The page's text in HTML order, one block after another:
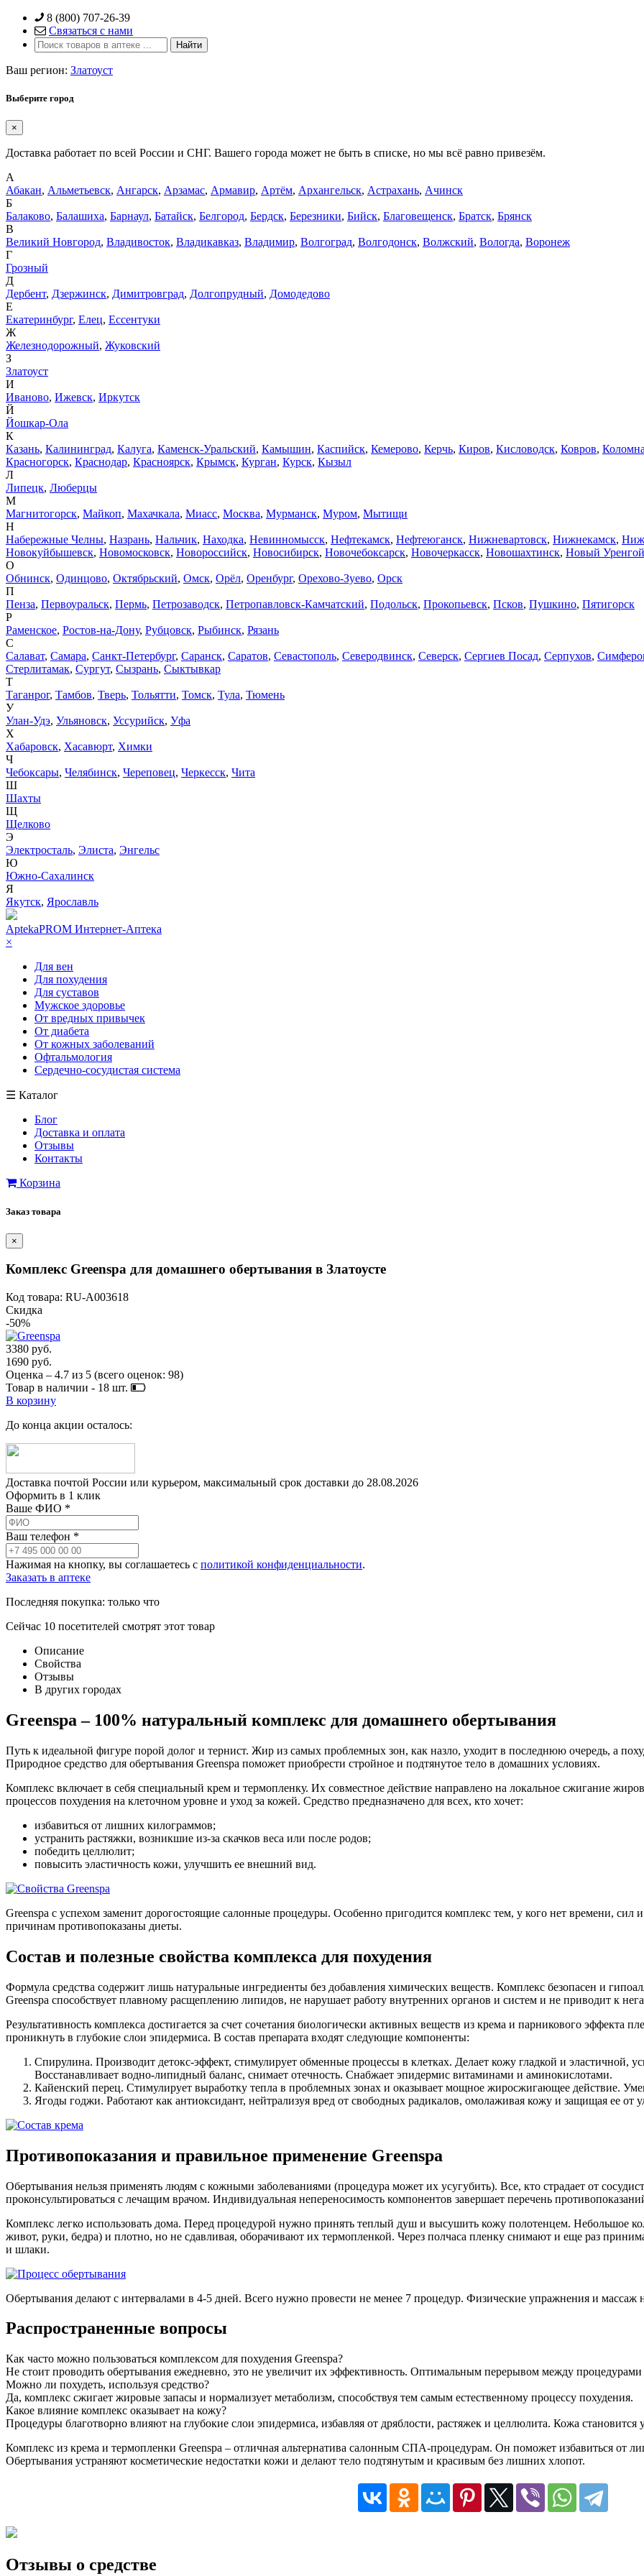
Skip
content
8 (800) 707-26-39
Связаться с нами
Ваш регион: Златоуст
Выберите город
×
Доставка работает по всей России и СНГ. Вашего города может не быть в списке, но мы всё равно привезём.
А
Абакан, Альметьевск, Ангарск, Арзамас, Армавир, Артём, Архангельск, Астрахань, Ачинск
Б
Балаково, Балашиха, Барнаул, Батайск, Белгород, Бердск, Березники, Бийск, Благовещенск, Братск, Брянск
В
Великий Новгород, Владивосток, Владикавказ, Владимир, Волгоград, Волгодонск, Волжский, Вологда, Воронеж
Г
Грозный
Д
Дербент, Дзержинск, Димитровград, Долгопрудный, Домодедово
Е
Екатеринбург, Елец, Ессентуки
Ж
Железнодорожный, Жуковский
З
Златоуст
И
Иваново, Ижевск, Иркутск
Й
Йошкар-Ола
К
Казань, Калининград, Калуга, Каменск-Уральский, Камышин, Каспийск, Кемерово, Керчь, Киров, Кисловодск, Ковров, Коломна
Красногорск, Краснодар, Красноярск, Крымск, Курган, Курск, Кызыл
Л
Липецк, Люберцы
М
Магнитогорск, Майкоп, Махачкала, Миасс, Москва, Мурманск, Муром, Мытищи
Н
Набережные Челны, Назрань, Нальчик, Находка, Невинномысск, Нефтекамск, Нефтеюганск, Нижневартовск, Нижнекамск,
Новокуйбышевск, Новомосковск, Новороссийск, Новосибирск, Новочебоксарск, Новочеркасск, Новошахтинск, Новый Уренгой
О
Обнинск, Одинцово, Октябрьский, Омск, Орёл, Оренбург, Орехово-Зуево, Орск
П
Пенза, Первоуральск, Пермь, Петрозаводск, Петропавловск-Камчатский, Подольск, Прокопьевск, Псков, Пушкино, Пятигорск
Р
Раменское, Ростов-на-Дону, Рубцовск, Рыбинск, Рязань
С
Салават, Самара, Санкт-Петербург, Саранск, Саратов, Севастополь, Северодвинск, Северск, Сергиев Посад, Серпухов,
Стерлитамак, Сургут, Сызрань, Сыктывкар
Т
Таганрог, Тамбов, Тверь, Тольятти, Томск, Тула, Тюмень
У
Улан-Удэ, Ульяновск, Уссурийск, Уфа
Х
Хабаровск, Хасавюрт, Химки
Ч
Чебоксары, Челябинск, Череповец, Черкесск, Чита
Ш
Шахты
Щ
Щелково
Э
Электросталь, Элиста, Энгельс
Ю
Южно-Сахалинск
Я
Якутск, Ярославль
AptekaPROM Интернет-Аптека
×
Для вен
Для похудения
Для суставов
Мужское здоровье
От вредных привычек
От диабета
От кожных заболеваний
Офтальмология
Сердечно-сосудистая система
☰ Каталог
Блог
Доставка и оплата
Отзывы
Контакты
Корзина
Заказ товара
×
Комплекс Greenspa для домашнего обертывания в Златоусте
Код товара: RU-A003618
Скидка
-50%
3380 руб.
1690 руб.
Оценка – 4.7 из 5 (всего оценок: 98)
Товар в наличии - 18 шт.
В корзину
До конца акции осталось:
Доставка почтой России или курьером, максимальный срок доставки до 28.08.2026
Оформить в 1 клик
Ваше ФИО *
Ваш телефон *
Нажимая на кнопку, вы соглашаетесь с политикой конфиденциальности.
Заказать в аптеке
Последняя покупка: только что
Сейчас 10 посетителей смотрят этот товар
Описание
Свойства
Отзывы
В других городах
Greenspa – 100% натуральный комплекс для домашнего обертывания
Путь к идеальной фигуре порой долог и тернист. Жир из самых проблемных зон, как назло, уходит в последнюю очередь, а
Природное средство для обертывания Greenspa поможет приобрести стройное и подтянутое тело в домашних условиях.
Комплекс включает в себя специальный крем и термопленку. Их совместное действие направлено на локальное сжигание
процессов похудения на клеточном уровне и уход за кожей. Средство предназначено для всех, кто хочет:
избавиться от лишних килограммов;
устранить растяжки, возникшие из-за скачков веса или после родов;
победить целлюлит;
повысить эластичность кожи, улучшить ее внешний вид.
Greenspa с успехом заменит дорогостоящие салонные процедуры. Особенно пригодится комплекс тем, у кого нет времени,
причинам противопоказаны диеты.
Состав и полезные свойства комплекса для похудения
Формула средства содержит лишь натуральные ингредиенты без добавления химических веществ. Комплекс безопасен и
Greenspa способствует плавному расщеплению липидов, не нарушает работу внутренних органов и систем и не приводит к
Результативность комплекса достигается за счет сочетания биологически активных веществ из крема и парникового эффекта
проникнуть в глубокие слои эпидермиса. В состав препарата входят следующие компоненты:
Спирулина. Производит детокс-эффект, стимулирует обменные процессы в клетках. Делает кожу гладкой и эластичной,
Восстанавливает водно-липидный баланс, снимает отечность. Снабжает эпидермис витаминами и аминокислотами.
Кайенский перец. Стимулирует выработку тепла в проблемных зонах и оказывает мощное жиросжигающее действие.
Ягоды годжи. Работают как антиоксидант, нейтрализуя вред от свободных радикалов, омолаживая кожу и защищая ее
Противопоказания и правильное применение Greenspa
Обертывания нельзя применять людям с кожными заболеваниями (процедура может их усугубить). Все, кто страдает от
проконсультироваться с лечащим врачом. Индивидуальная непереносимость компонентов завершает перечень
Комплекс легко использовать дома. Перед процедурой нужно принять теплый душ и высушить кожу полотенцем. Небольшое
живот, руки, бедра) и плотно, но не сдавливая, оборачивают их термопленкой. Через полчаса пленку снимают и еще раз
и шлаки.
Обертывания делают с интервалами в 4-5 дней. Всего нужно провести не менее 7 процедур. Физические упражнения и массаж
Распространенные вопросы
Как часто можно пользоваться комплексом для похудения Greenspa?
Не стоит проводить обертывания ежедневно, это не увеличит их эффективность. Оптимальным перерывом между процедурами
Можно ли похудеть, используя средство?
Да, комплекс сжигает жировые запасы и нормализует метаболизм, способствуя тем самым естественному процессу похудения.
Какое влияние комплекс оказывает на кожу?
Процедуры благотворно влияют на глубокие слои эпидермиса, избавляя от дряблости, растяжек и целлюлита. Кожа
Комплекс из крема и термопленки Greenspa – отличная альтернатива салонным СПА-процедурам. Он поможет избавиться от
Обертывания устраняют косметические недостатки кожи и делают тело подтянутым и красивым без лишних хлопот.
Отзывы о средстве